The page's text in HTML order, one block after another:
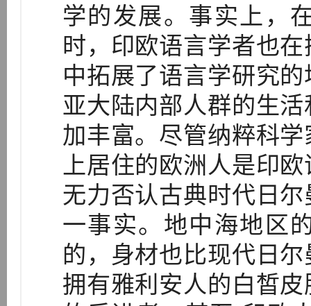
学的发展。事实上，
时，印欧语言学者也
中拓展了语言学研究
亚大陆内部人群的生
加丰富。尽管纳粹科
上居住的欧洲人是印
无力否认古典时代日
一事实。地中海地区
的，身材也比现代日
拥有雅利安人的白皙